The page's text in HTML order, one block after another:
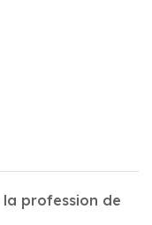
profession de